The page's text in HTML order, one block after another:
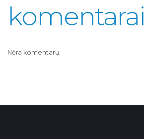
komentarai
Nėra komentarų.